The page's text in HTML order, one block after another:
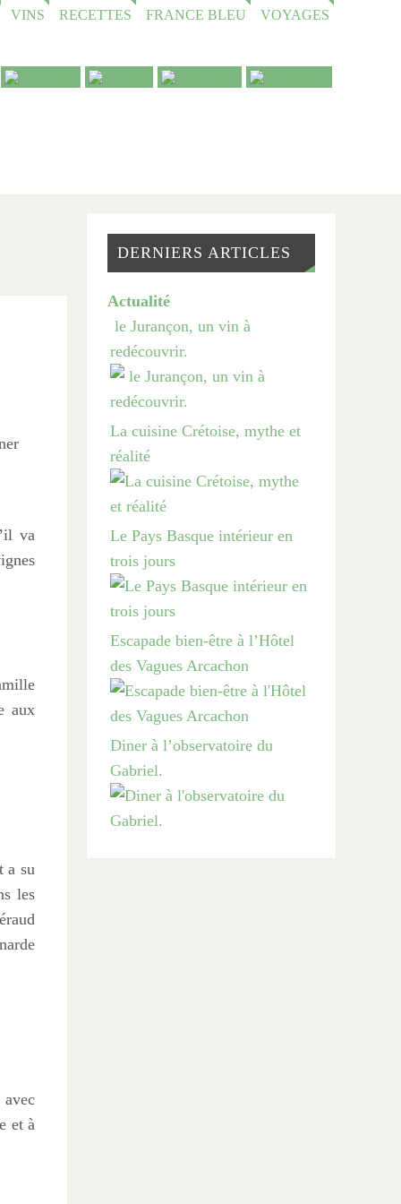
VINS RECETTES FRANCE BLEU VOYAGES
va
aux
a su
les
avec
et à
DERNIERS ARTICLES
Actualité
le Jurançon, un vin à
redécouvrir.
La cuisine Crétoise, mythe et
réalité
Le Pays Basque intérieur en
trois jours
Escapade bien-être à l’Hôtel
des Vagues Arcachon
Diner à l’observatoire du
Gabriel.